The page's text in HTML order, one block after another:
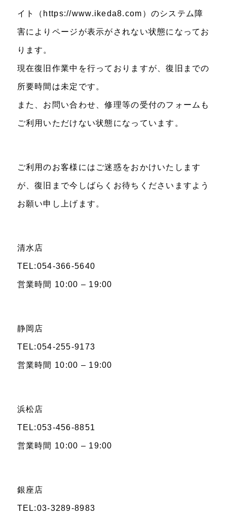
イト（https://www.ikeda8.com）のシステム障
害によりページが表示がされない状態になってお
ります。
現在復旧作業中を行っておりますが、復旧までの
所要時間は未定です。
また、お問い合わせ、修理等の受付のフォームも
ご利用いただけない状態になっています。
ご利用のお客様にはご迷惑をおかけいたします
が、復旧まで今しばらくお待ちくださいますよう
お願い申し上げます。
清水店
TEL:054-366-5640
営業時間 10:00 – 19:00
静岡店
TEL:054-255-9173
営業時間 10:00 – 19:00
浜松店
TEL:053-456-8851
営業時間 10:00 – 19:00
銀座店
TEL:03-3289-8983